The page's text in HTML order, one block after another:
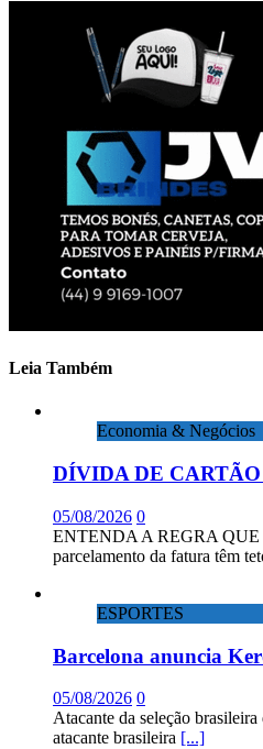
Leia Também
Economia & Negócios
DÍVIDA DE CARTÃO
05/08/2026 0
ENTENDA A REGRA QUE
parcelamento da fatura têm
ESPORTES
Barcelona anuncia
05/08/2026 0
Atacante da seleção
atacante brasileira [...]